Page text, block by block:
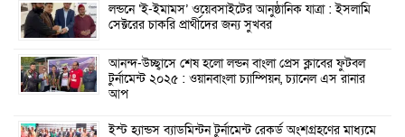
লন্ডনে ‘ই-ইমামস’ ওয়েবসাইটের আনুষ্ঠানিক যাত্রা : ইসলামি
সেক্টরের চাকরি প্রার্থীদের জন্য সুখবর
আনন্দ-উচ্ছ্বাসে শেষ হলো লন্ডন বাংলা প্রেস ক্লাবের ফুটবল
টুর্নামেন্ট ২০২৫ : ওয়ানবাংলা চ্যাম্পিয়ন, চ্যানেল এস রানার
আপ
ইস্ট হ্যান্ডস ব্যাডমিন্টন টুর্নামেন্ট রেকর্ড অংশগ্রহণের মাধ্যমে